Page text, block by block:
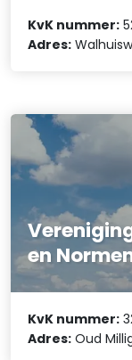
KvK nummer:
Adres:
en
KvK nummer:
Adres: Oud